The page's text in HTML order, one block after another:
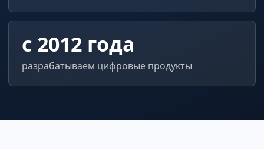
с 2012 года
разрабатываем цифровые продукты